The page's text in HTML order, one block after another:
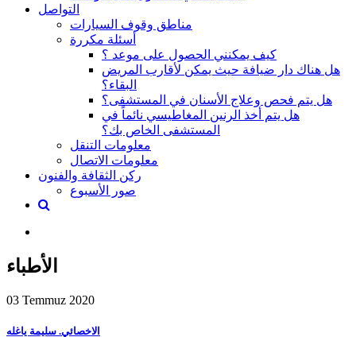
التواصل
مناطق وقوف السيارات
أسئلة مكررة
كيف يمكنني الحصول على موعد ؟
هل هناك دار ضيافة حيث يمكن لأقارب المريض
البقاء؟
هل يتم فحص وعلاج الأسنان في المستشفى؟
هل يتم أخذ الرنين المغاطيسي نائماً في
المستشفى الخاص بك؟
معلومات التنقل
معلومات الاتصال
ركن الثقافة والفنون
صور الأسبوع
الأطباء
03 Temmuz 2020
الاخصائي. سليمة ياغله